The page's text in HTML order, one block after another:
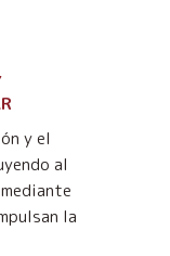
y el
al
la